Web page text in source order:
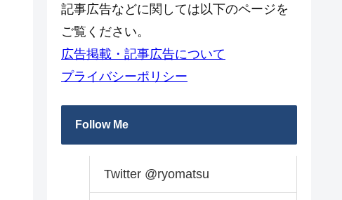
記事広告などに関しては以下のページを
ご覧ください。
広告掲載・記事広告について
プライバシーポリシー
Follow Me
Twitter @ryomatsu